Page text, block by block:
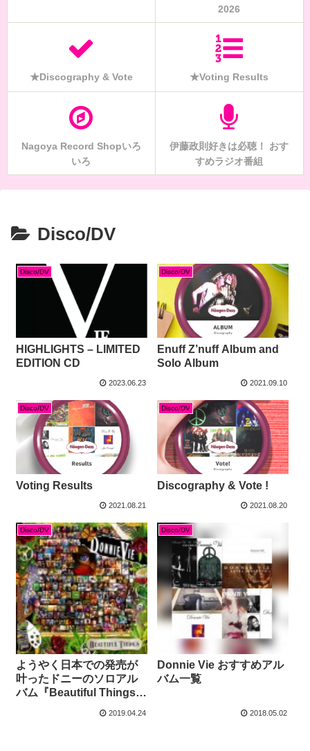
2026
★Discography & Vote ★Voting Results
Nagoya Record Shopいろ
いろ
伊藤政則好きは必聴！ おす
すめラジオ番組
Disco/DV
Disco/DV
HIGHLIGHTS – LIMITED
EDITION CD
2023.06.23
Disco/DV
Enuff Z’nuff Album and
Solo Album
2021.09.10
Disco/DV
Voting Results
2021.08.21
Disco/DV
Discography & Vote !
2021.08.20
Disco/DV
ようやく日本での発売が
叶ったドニーのソロアル
バム『Beautiful Things』
2019.04.24
Disco/DV
Donnie Vie おすすめアル
バム一覧
2018.05.02